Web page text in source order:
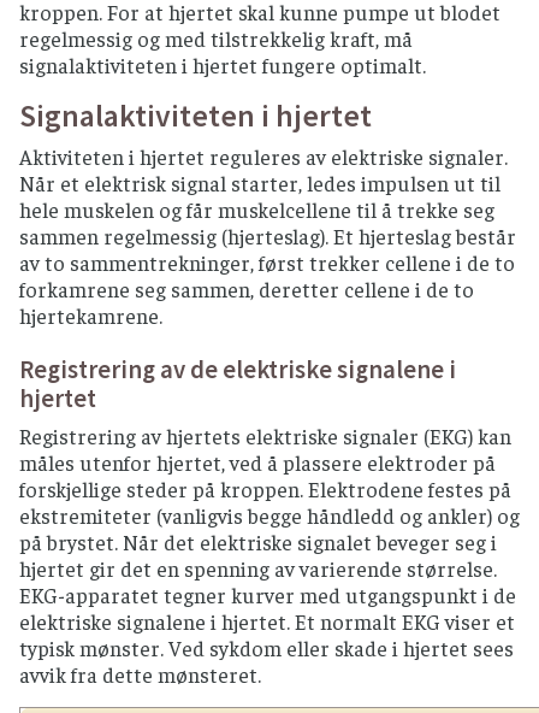
kroppen. For at hjertet skal kunne pumpe ut blodet
regelmessig og med tilstrekkelig kraft, må
signalaktiviteten i hjertet fungere optimalt.
Signalaktiviteten i hjertet
Aktiviteten i hjertet reguleres av elektriske signaler.
Når et elektrisk signal starter, ledes impulsen ut til
hele muskelen og får muskelcellene til å trekke seg
sammen regelmessig (hjerteslag). Et hjerteslag består
av to sammentrekninger, først trekker cellene i de to
forkamrene seg sammen, deretter cellene i de to
hjertekamrene.
Registrering av de elektriske signalene i
hjertet
Registrering av hjertets elektriske signaler (EKG) kan
måles utenfor hjertet, ved å plassere elektroder på
forskjellige steder på kroppen. Elektrodene festes på
ekstremiteter (vanligvis begge håndledd og ankler) og
på brystet. Når det elektriske signalet beveger seg i
hjertet gir det en spenning av varierende størrelse.
EKG-apparatet tegner kurver med utgangspunkt i de
elektriske signalene i hjertet. Et normalt EKG viser et
typisk mønster. Ved sykdom eller skade i hjertet sees
avvik fra dette mønsteret.